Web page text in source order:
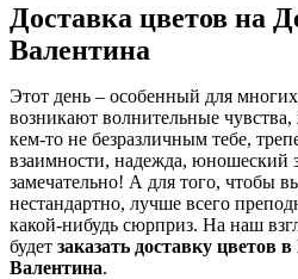
Доставка цветов на
Валентина
Этот день – особенный для
возникают волнительные
кем-то не безразличным тебе,
взаимности, надежда, юношеский
замечательно! А для того, чтобы
нестандартно, лучше всего
какой-нибудь сюрприз. На наш
будет заказать доставку цветов
Валентина.